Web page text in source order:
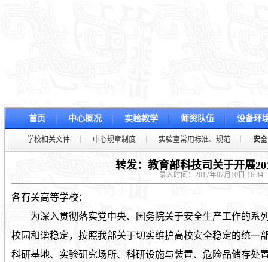
首页 中心概况 实验教学 师资队伍 设备环
学校相关文件 中心规章制度 实验室常用标准、规范 安
转发：教育部科技司关于开展
录入时间：2017年07月10日 16:34
各有关高等学校：
为深入贯彻落实党中央、国务院关于安全生产工作的系
校园和谐稳定，按照我部关于切实维护高校安全稳定的统一
科研基地、实验研究场所、科研设施与装置、危险品储存处